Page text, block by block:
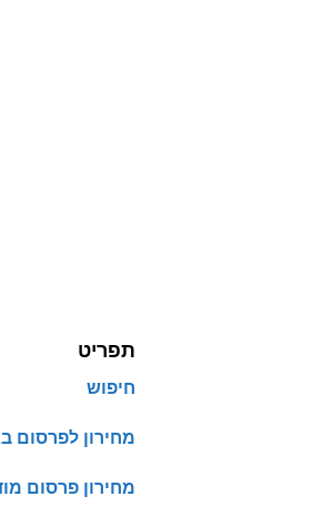
תפריט
חיפוש
מחירון לפרסום
מחירון פרסום